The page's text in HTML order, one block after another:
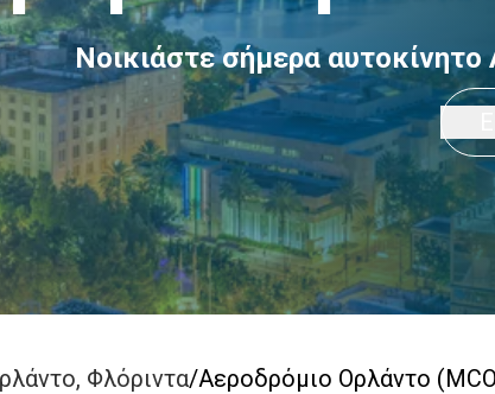
Νοικιάστε σήμερα
Φλόριντα/Αεροδρόμιο Ορλάντο